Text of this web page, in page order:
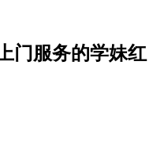
门服务的学妹红